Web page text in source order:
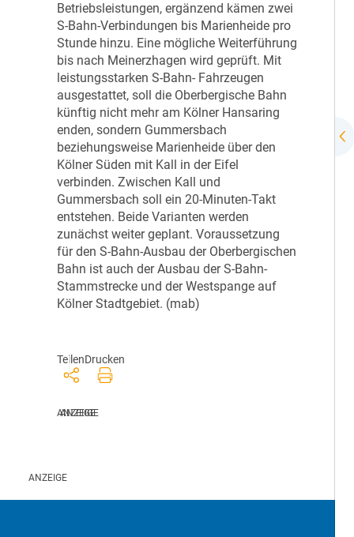
Betriebsleistungen, ergänzend kämen zwei
S-Bahn-Verbindungen bis Marienheide pro
Stunde hinzu. Eine mögliche Weiterführung
bis nach Meinerzhagen wird geprüft. Mit
leistungsstarken S-Bahn- Fahrzeugen
ausgestattet, soll die Oberbergische Bahn
künftig nicht mehr am Kölner Hansaring
enden, sondern Gummersbach
beziehungsweise Marienheide über den
Kölner Süden mit Kall in der Eifel
verbinden. Zwischen Kall und
Gummersbach soll ein 20-Minuten-Takt
entstehen. Beide Varianten werden
zunächst weiter geplant. Voraussetzung
für den S-Bahn-Ausbau der Oberbergischen
Bahn ist auch der Ausbau der S-Bahn-
Stammstrecke und der Westspange auf
Kölner Stadtgebiet. (mab)
TeilenDrucken